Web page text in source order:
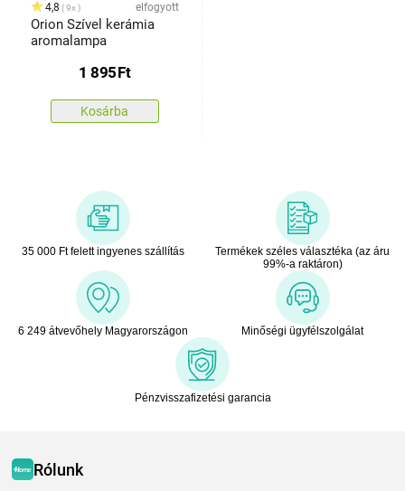
4,8 9x elfogyott
Orion Szível kerámia
aromalampa
1 895Ft
Kosárba
35 000 Ft felett ingyenes szállítás
Termékek széles választéka (az áru
99%-a raktáron)
6 249 átvevőhely Magyarországon Minőségi ügyfélszolgálat
Pénzvisszafizetési garancia
Rólunk